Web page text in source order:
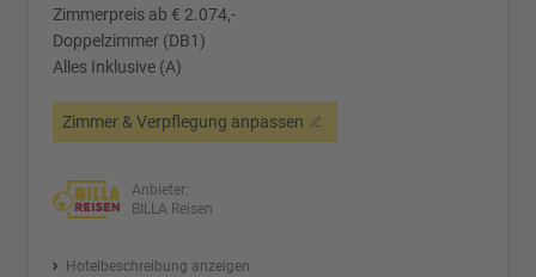
Zimmerpreis ab € 2.074,-
Doppelzimmer (DB1)
Alles Inklusive (A)
Zimmer & Verpflegung anpassen
Anbieter:
BILLA Reisen
Hotelbeschreibung anzeigen